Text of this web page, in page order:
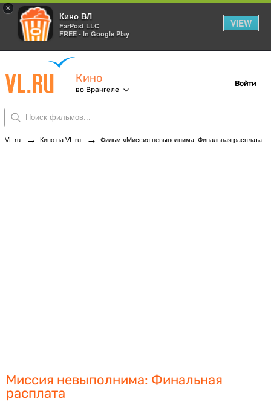
×
Кино ВЛ
FarPost LLC
FREE - In Google Play
VIEW
Кино
во Врангеле
Войти
VL.ru → Кино на VL.ru → Фильм «Миссия невыполнима: Финальная расплата» в кинотеатрах Врангеля. Купить билеты!
Миссия невыполнима: Финальная
расплата